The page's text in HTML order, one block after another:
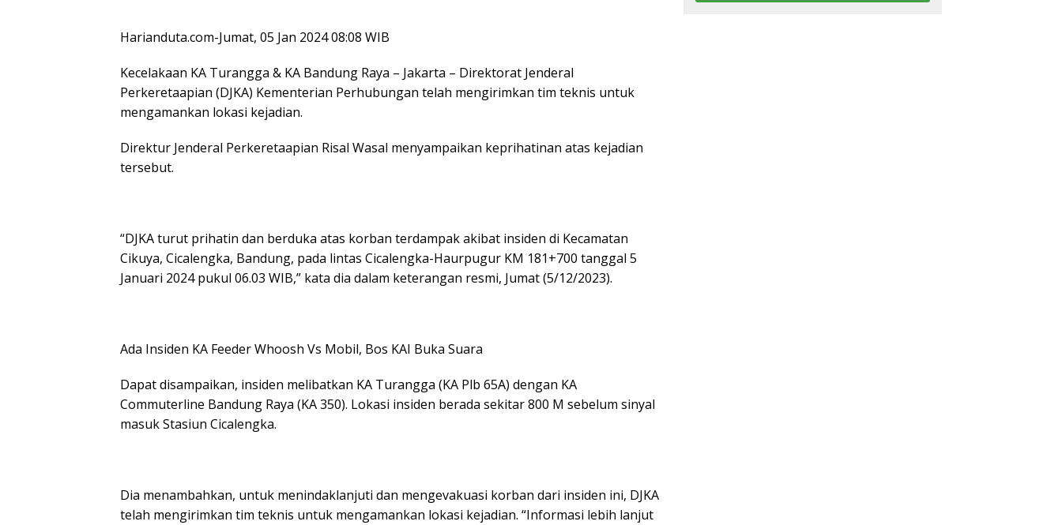
Harianduta.com-Jumat, 05 Jan 2024 08:08 WIB
Kecelakaan KA Turangga & KA Bandung Raya – Jakarta – Direktorat Jenderal
Perkeretaapian (DJKA) Kementerian Perhubungan telah mengirimkan tim teknis untuk
mengamankan lokasi kejadian.
Direktur Jenderal Perkeretaapian Risal Wasal menyampaikan keprihatinan atas kejadian
tersebut.
“DJKA turut prihatin dan berduka atas korban terdampak akibat insiden di Kecamatan
Cikuya, Cicalengka, Bandung, pada lintas Cicalengka-Haurpugur KM 181+700 tanggal 5
Januari 2024 pukul 06.03 WIB,” kata dia dalam keterangan resmi, Jumat (5/12/2023).
Ada Insiden KA Feeder Whoosh Vs Mobil, Bos KAI Buka Suara
Dapat disampaikan, insiden melibatkan KA Turangga (KA Plb 65A) dengan KA
Commuterline Bandung Raya (KA 350). Lokasi insiden berada sekitar 800 M sebelum sinyal
masuk Stasiun Cicalengka.
Dia menambahkan, untuk menindaklanjuti dan mengevakuasi korban dari insiden ini, DJKA
telah mengirimkan tim teknis untuk mengamankan lokasi kejadian. “Informasi lebih lanjut